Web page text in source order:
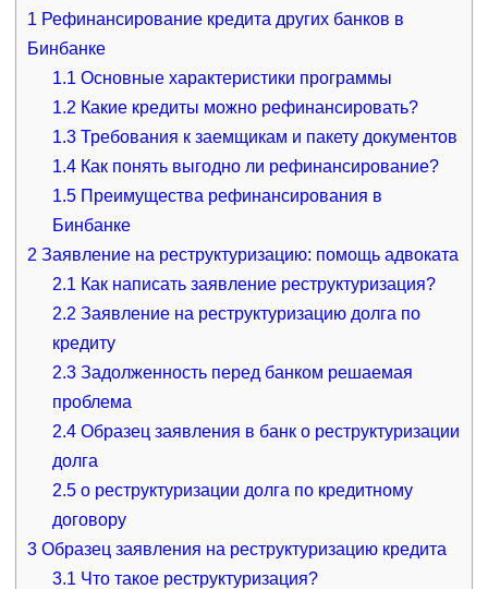
1 Рефинансирование кредита других банков в
Бинбанке
1.1 Основные характеристики программы
1.2 Какие кредиты можно рефинансировать?
1.3 Требования к заемщикам и пакету документов
1.4 Как понять выгодно ли рефинансирование?
1.5 Преимущества рефинансирования в
Бинбанке
2 Заявление на реструктуризацию: помощь адвоката
2.1 Как написать заявление реструктуризация?
2.2 Заявление на реструктуризацию долга по
кредиту
2.3 Задолженность перед банком решаемая
проблема
2.4 Образец заявления в банк о реструктуризации
долга
2.5 о реструктуризации долга по кредитному
договору
3Образец заявления на реструктуризацию кредита
3.1 Что такое реструктуризация?